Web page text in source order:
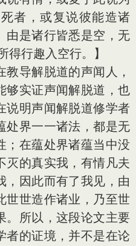
者，或复说彼能造诸
由是诸行皆悉是空，无
得行趣入空行。】
导解脱道的声闻人，
够实证声闻解脱道，也
说明声闻解脱道修学者
处界一一诸法，都是无
；在蕴处界诸蕴当中没
灭的真实我，有情凡夫
，因此而有了我见，由
世世造作诸业，乃至世
。所以，这段论文主要
者的证境，并不是在论